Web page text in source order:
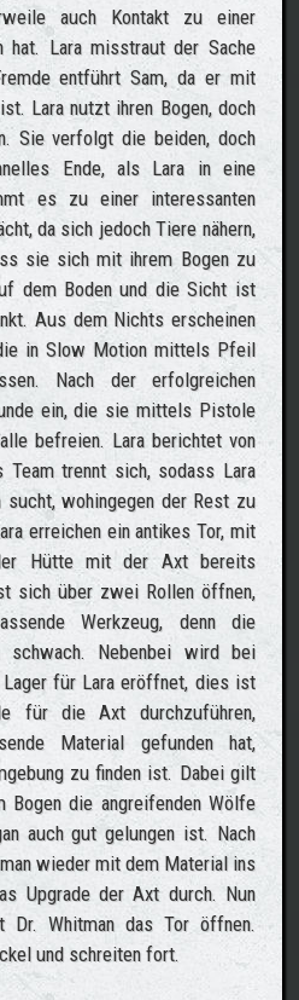
auch Kontakt zu einer
hat. Lara misstraut der Sache
entführt Sam, da er mit
Lara nutzt ihren Bogen, doch
Sie verfolgt die beiden, doch
Ende, als Lara in eine
es zu einer interessanten
da sich jedoch Tiere nähern,
sie sich mit ihrem Bogen zu
dem Boden und die Sicht ist
Aus dem Nichts erscheinen
in Slow Motion mittels Pfeil
Nach der erfolgreichen
ein, die sie mittels Pistole
befreien. Lara berichtet von
Team trennt sich, sodass Lara
sucht, wohingegen der Rest zu
erreichen ein antikes Tor, mit
Hütte mit der Axt bereits
sich über zwei Rollen öffnen,
Werkzeug, denn die
Nebenbei wird bei
für Lara eröffnet, dies ist
für die Axt durchzuführen,
Material gefunden hat,
zu finden ist. Dabei gilt
die angreifenden Wölfe
auch gut gelungen ist. Nach
wieder mit dem Material ins
Upgrade der Axt durch. Nun
Dr. Whitman das Tor öffnen.
und schreiten fort.